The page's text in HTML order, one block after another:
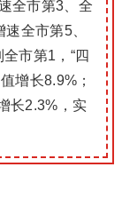
全市第3、全
全市第5、
市第1，“四
增长8.9%；
长2.3%，实